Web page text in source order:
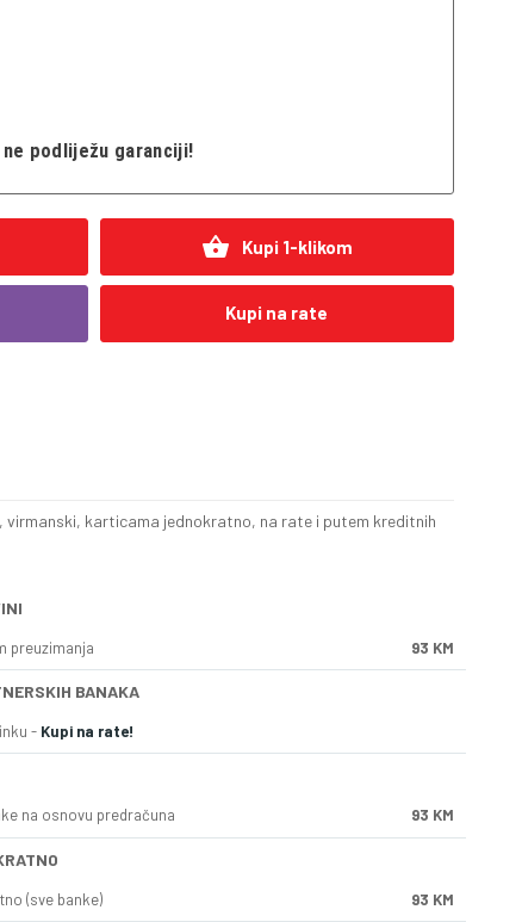
podliježu garanciji!
shopping_basket Kupi 1-klikom
Kupi na rate
virmanski, karticama jednokratno, na rate i putem kreditnih
preuzimanja 93 KM
BANAKA
- Kupi na rate!
na osnovu predračuna 93 KM
(sve banke) 93 KM